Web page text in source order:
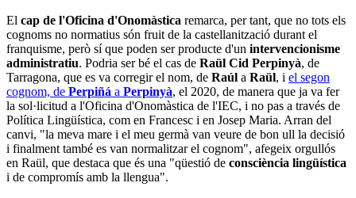
El cap de l'Oficina d'Onomàstica remarca, per tant, que no tots els
cognoms no normatius són fruit de la castellanització durant el
franquisme, però sí que poden ser producte d'un intervencionisme
administratiu. Podria ser bé el cas de Raül Cid Perpinyà, de
Tarragona, que es va corregir el nom, de Raúl a Raül, i el segon
cognom, de Perpiñá a Perpinyà, el 2020, de manera que ja va fer
la sol·licitud a l'Oficina d'Onomàstica de l'IEC, i no pas a través de
Política Lingüística, com en Francesc i en Josep Maria. Arran del
canvi, "la meva mare i el meu germà van veure de bon ull la decisió
i finalment també es van normalitzar el cognom", afegeix orgullós
en Raül, que destaca que és una "qüestió de consciència lingüística
i de compromís amb la llengua".